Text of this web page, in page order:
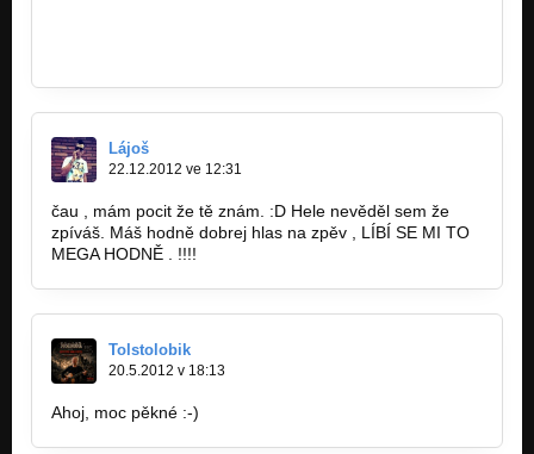
Lájoš
22.12.2012 ve 12:31
čau , mám pocit že tě znám. :D Hele nevěděl sem že
zpíváš. Máš hodně dobrej hlas na zpěv , LÍBÍ SE MI TO
MEGA HODNĚ . !!!!
Tolstolobik
20.5.2012 v 18:13
Ahoj, moc pěkné :-)